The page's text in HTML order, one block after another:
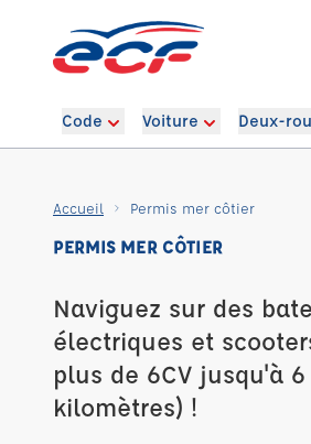
Code Voiture Deux-
Accueil Permis mer côtier
PERMIS MER CÔTIER
Naviguez sur des
électriques et
plus de 6CV jusqu'à
kilomètres) !